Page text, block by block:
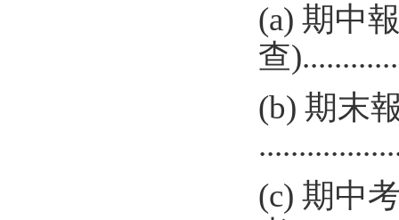
(a) 期中
查
(b) 期末
(c) 期中